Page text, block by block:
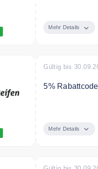
Mehr Details
Gültig bis
5%
Mehr Details